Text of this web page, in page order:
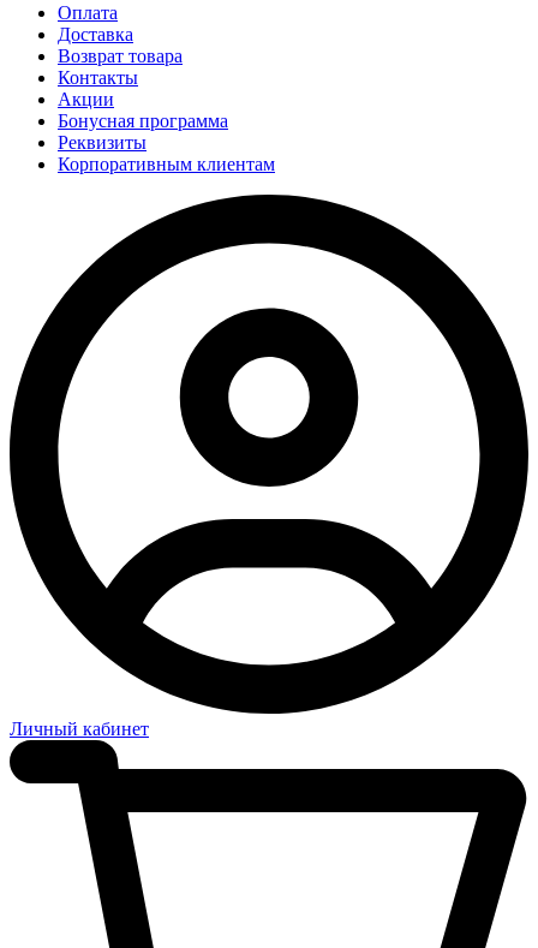
Оплата
Доставка
Возврат товара
Контакты
Акции
Бонусная программа
Реквизиты
Корпоративным клиентам
Личный кабинет